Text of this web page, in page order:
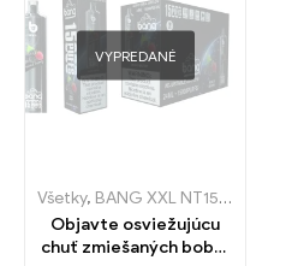
Jednorazové e-cigarety
VYPREDANÉ
Všetky, BANG XXL NT15000
Objavte osviežujúcu
chuť zmiešaných bobúľ